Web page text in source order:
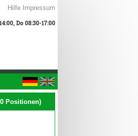
Hilfe Impressum
Positionen)